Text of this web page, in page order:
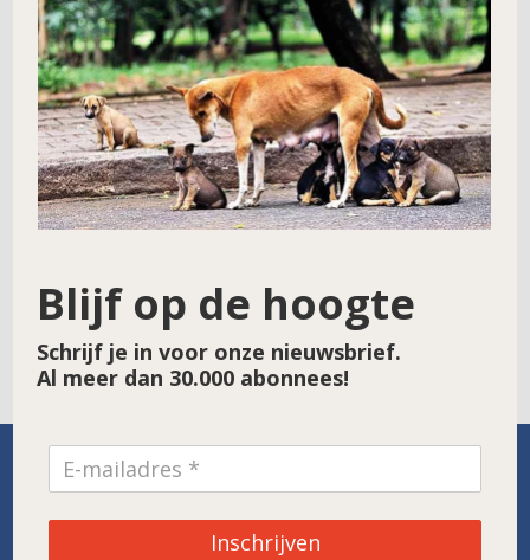
Naam*
E-mail*
Site
Noordwolde
Blijf op de hoogte
Schrijf je in voor onze nieuwsbrief.
Al meer dan 30.000 abonnees!
Inschrijven